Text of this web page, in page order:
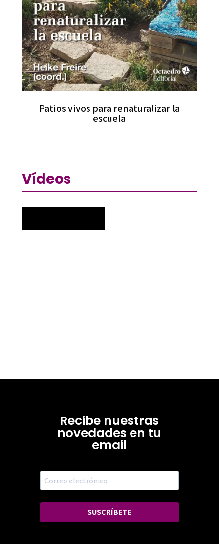
Patios vivos para renaturalizar la
escuela
Vídeos
Recibe nuestras
novedades en tu
email
SUSCRÍBETE